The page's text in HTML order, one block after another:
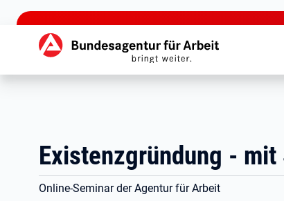
zu den Hauptinhalten springen
Hauptnavigation
Existenzgründung -
Online-Seminar der Agentur für Arbeit